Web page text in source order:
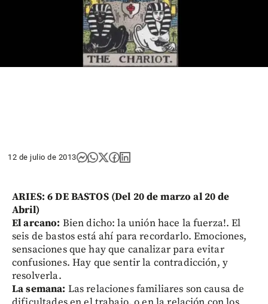
12 de julio de 2013
ARIES: 6 DE BASTOS (Del 20 de marzo al 20 de
Abril)
El arcano: Bien dicho: la unión hace la fuerza!. El
seis de bastos está ahí para recordarlo. Emociones,
sensaciones que hay que canalizar para evitar
confusiones. Hay que sentir la contradicción, y
resolverla.
La semana: Las relaciones familiares son causa de